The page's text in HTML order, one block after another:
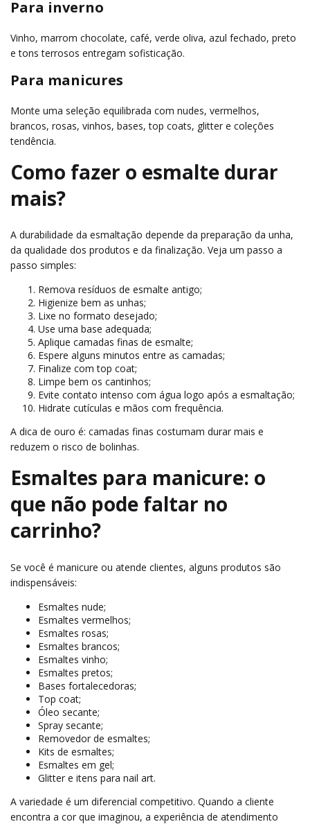
Para inverno
Vinho, marrom chocolate, café, verde oliva, azul fechado, preto
e tons terrosos entregam sofisticação.
Para manicures
Monte uma seleção equilibrada com nudes, vermelhos,
brancos, rosas, vinhos, bases, top coats, glitter e coleções
tendência.
Como fazer o esmalte durar
mais?
A durabilidade da esmaltação depende da preparação da unha,
da qualidade dos produtos e da finalização. Veja um passo a
passo simples:
Remova resíduos de esmalte antigo;
Higienize bem as unhas;
Lixe no formato desejado;
Use uma base adequada;
Aplique camadas finas de esmalte;
Espere alguns minutos entre as camadas;
Finalize com top coat;
Limpe bem os cantinhos;
Evite contato intenso com água logo após a esmaltação;
Hidrate cutículas e mãos com frequência.
A dica de ouro é: camadas finas costumam durar mais e
reduzem o risco de bolinhas.
Esmaltes para manicure: o
que não pode faltar no
carrinho?
Se você é manicure ou atende clientes, alguns produtos são
indispensáveis:
Esmaltes nude;
Esmaltes vermelhos;
Esmaltes rosas;
Esmaltes brancos;
Esmaltes vinho;
Esmaltes pretos;
Bases fortalecedoras;
Top coat;
Óleo secante;
Spray secante;
Removedor de esmaltes;
Kits de esmaltes;
Esmaltes em gel;
Glitter e itens para nail art.
A variedade é um diferencial competitivo. Quando a cliente
encontra a cor que imaginou, a experiência de atendimento